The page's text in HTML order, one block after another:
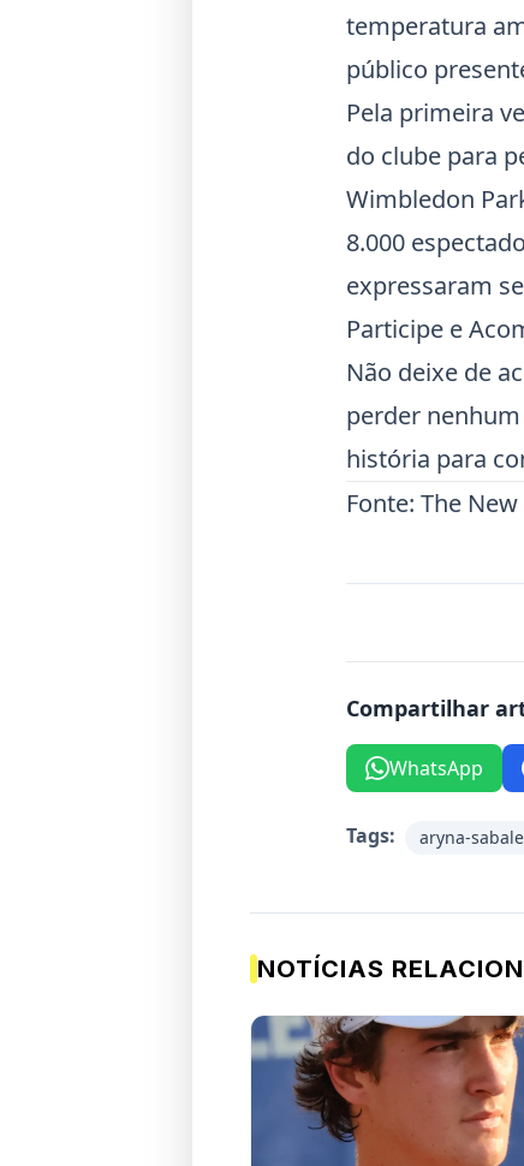
temperatura
público
Pela primeira
do clube para
Wimbledon
8.000
expressaram
Participe e
Não deixe de
perder
história para
Fonte: The
Compartilhar
WhatsApp
Tags: aryna-
NOTÍCIAS